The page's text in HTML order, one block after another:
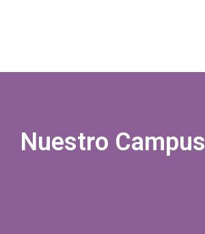
Nuestro Campus